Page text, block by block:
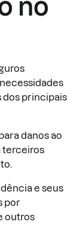
no
dos principais
danos ao
terceiros
e seus
por
outros